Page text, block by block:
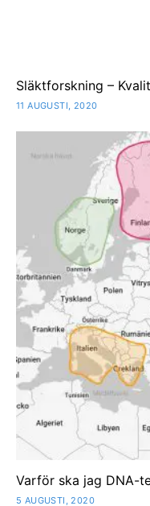
Släktforskning –
11 AUGUSTI, 2020
Varför ska jag DNA-
5 AUGUSTI, 2020